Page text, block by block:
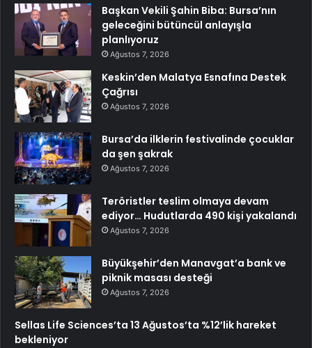
Başkan Vekili Şahin Biba: Bursa’nın
geleceğini bütüncül anlayışla
planlıyoruz
Ağustos 7, 2026
Keskin’den Malatya Esnafına Destek
Çağrısı
Ağustos 7, 2026
Bursa’da ilklerin festivalinde çocuklar
da şen şakrak
Ağustos 7, 2026
Teröristler teslim olmaya devam
ediyor… Hudutlarda 490 kişi yakalandı
Ağustos 7, 2026
Büyükşehir’den Manavgat’a bank ve
piknik masası desteği
Ağustos 7, 2026
Sellas Life Sciences’ta 13 Ağustos’ta %12’lik hareket
bekleniyor